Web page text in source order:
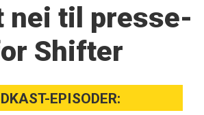
nei til presse­
Shifter
EPISODER: